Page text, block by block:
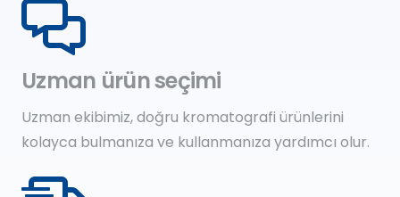
Uzman ürün seçimi
Uzman ekibimiz, doğru kromatografi ürünlerini
kolayca bulmanıza ve kullanmanıza yardımcı olur.